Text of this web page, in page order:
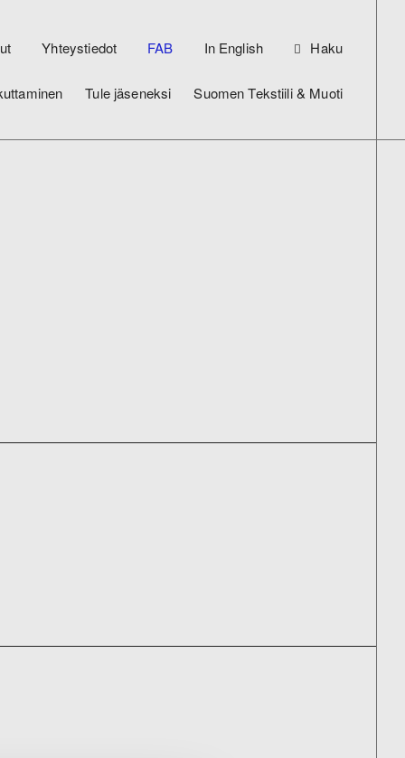
Yhteystiedot FAB In English Haku
Tule jäseneksi Suomen Tekstiili & Muoti